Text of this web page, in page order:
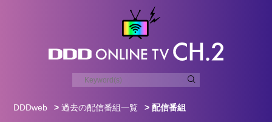
DDDweb >過去の配信番組一覧 > 配信番組